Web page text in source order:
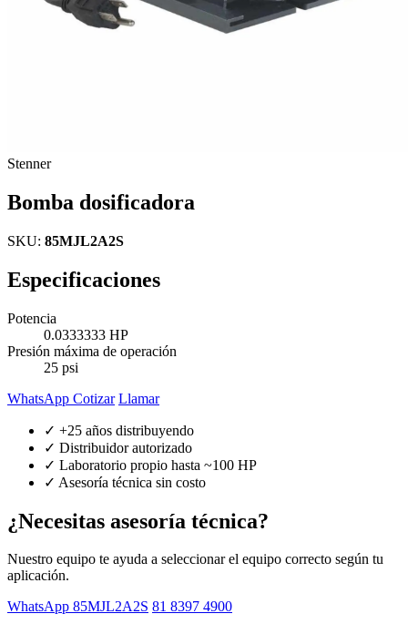
Stenner
Bomba dosificadora
SKU: 85MJL2A2S
Especificaciones
Potencia
0.0333333 HP
Presión máxima de operación
25 psi
WhatsApp Cotizar Llamar
✓ +25 años distribuyendo
✓ Distribuidor autorizado
✓ Laboratorio propio hasta ~100 HP
✓ Asesoría técnica sin costo
¿Necesitas asesoría técnica?
Nuestro equipo te ayuda a seleccionar el equipo correcto según tu
aplicación.
WhatsApp 85MJL2A2S 81 8397 4900